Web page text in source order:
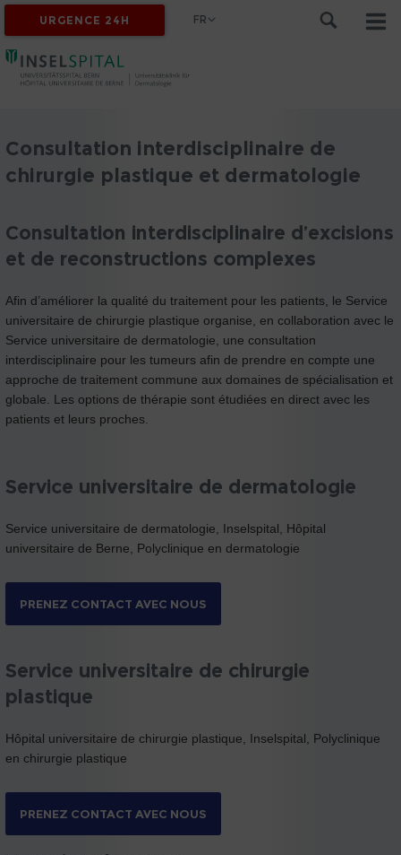
URGENCE 24H FR
Consultation interdisciplinaire de
chirurgie plastique et dermatologie
Consultation interdisciplinaire d’excisions
et de reconstructions complexes
Afin d’améliorer la qualité du traitement pour les patients, le Service
universitaire de chirurgie plastique organise, en collaboration avec le
Service universitaire de dermatologie, une consultation
interdisciplinaire pour les tumeurs afin de prendre en compte une
approche de traitement commune aux domaines de spécialisation et
globale. Les options de thérapie sont étudiées en direct avec les
patients et leurs proches.
Service universitaire de dermatologie
Service universitaire de dermatologie, Inselspital, Hôpital
universitaire de Berne, Polyclinique en dermatologie
PRENEZ CONTACT AVEC NOUS
Service universitaire de chirurgie
plastique
Hôpital universitaire de chirurgie plastique, Inselspital, Polyclinique
en chirurgie plastique
PRENEZ CONTACT AVEC NOUS